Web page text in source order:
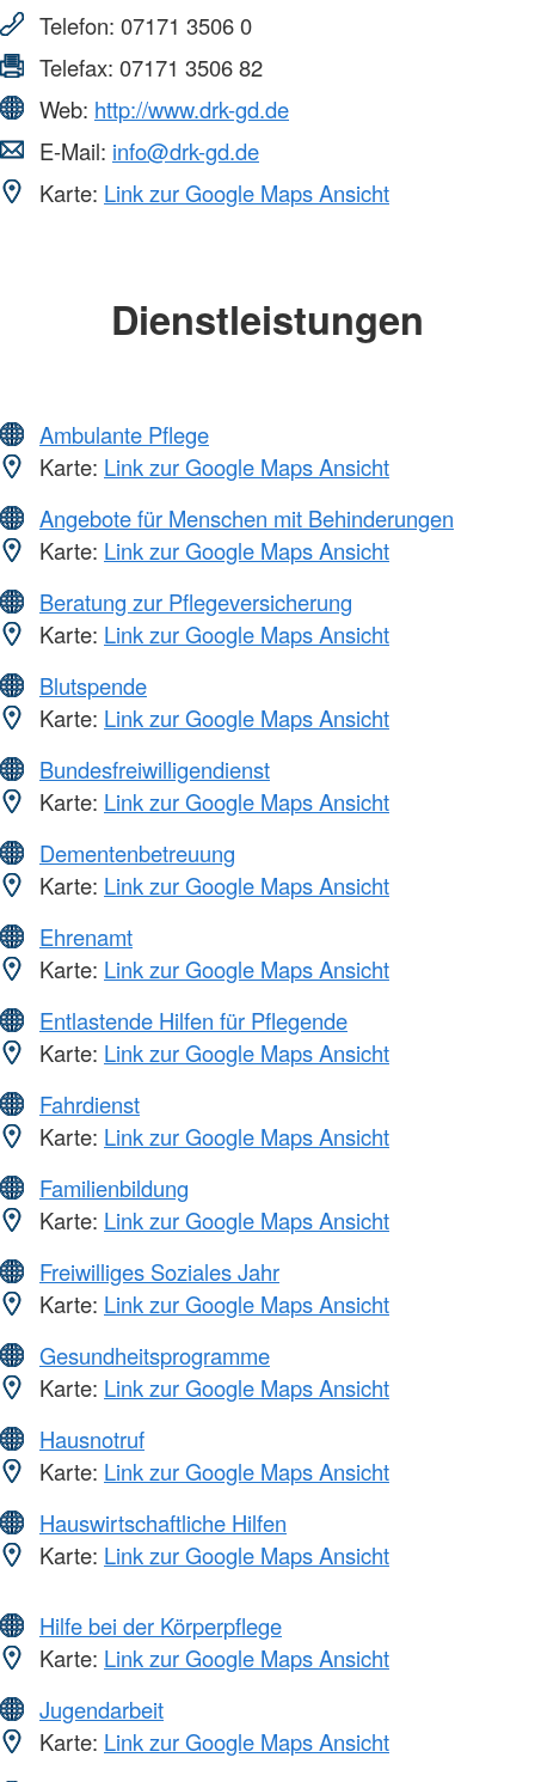
Telefon: 07171 3506 0
Telefax: 07171 3506 82
Web: http://www.drk-gd.de
E-Mail: info@drk-gd.de
Karte: Link zur Google Maps Ansicht
Dienstleistungen
Ambulante Pflege
Karte: Link zur Google Maps Ansicht
Angebote für Menschen mit Behinderungen
Karte: Link zur Google Maps Ansicht
Beratung zur Pflegeversicherung
Karte: Link zur Google Maps Ansicht
Blutspende
Karte: Link zur Google Maps Ansicht
Bundesfreiwilligendienst
Karte: Link zur Google Maps Ansicht
Dementenbetreuung
Karte: Link zur Google Maps Ansicht
Ehrenamt
Karte: Link zur Google Maps Ansicht
Entlastende Hilfen für Pflegende
Karte: Link zur Google Maps Ansicht
Fahrdienst
Karte: Link zur Google Maps Ansicht
Familienbildung
Karte: Link zur Google Maps Ansicht
Freiwilliges Soziales Jahr
Karte: Link zur Google Maps Ansicht
Gesundheitsprogramme
Karte: Link zur Google Maps Ansicht
Hausnotruf
Karte: Link zur Google Maps Ansicht
Hauswirtschaftliche Hilfen
Karte: Link zur Google Maps Ansicht
Hilfe bei der Körperpflege
Karte: Link zur Google Maps Ansicht
Jugendarbeit
Karte: Link zur Google Maps Ansicht